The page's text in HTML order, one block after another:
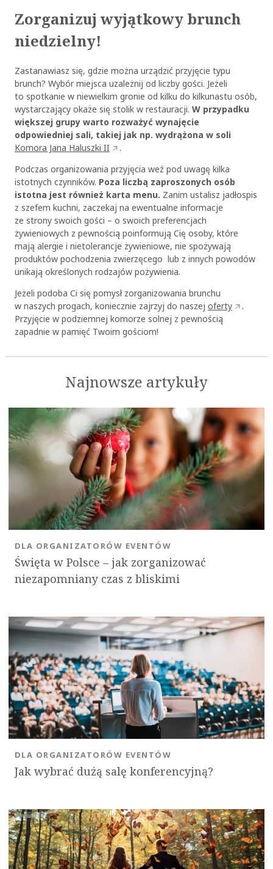
Zorganizuj wyjątkowy brunch
niedzielny!
Zastanawiasz się, gdzie można urządzić przyjęcie typu
brunch? Wybór miejsca uzależnij od liczby gości. Jeżeli
to spotkanie w niewielkim gronie od kilku do kilkunastu osób,
wystarczający okaże się stolik w restauracji. W przypadku
większej grupy warto rozważyć wynajęcie
odpowiedniej sali, takiej jak np. wydrążona w soli
Komora Jana Haluszki II
.
Podczas organizowania przyjęcia weź pod uwagę kilka
istotnych czynników. Poza liczbą zaproszonych osób
istotna jest również karta menu. Zanim ustalisz jadłospis
z szefem kuchni, zaczekaj na ewentualne informacje
ze strony swoich gości – o swoich preferencjach
żywieniowych z pewnością poinformują Cię osoby, które
mają alergie i nietolerancje żywieniowe, nie spożywają
produktów pochodzenia zwierzęcego lub z innych powodów
unikają określonych rodzajów pożywienia.
Jeżeli podoba Ci się pomysł zorganizowania brunchu
w naszych progach, koniecznie zajrzyj do naszej oferty
.
Przyjęcie w podziemnej komorze solnej z pewnością
zapadnie w pamięć Twoim gościom!
Najnowsze artykuły
Święta w Polsce – jak zorganizować
niezapomniany czas z bliskimi
DLA ORGANIZATORÓW EVENTÓW
Jak wybrać dużą salę konferencyjną?
DLA ORGANIZATORÓW EVENTÓW